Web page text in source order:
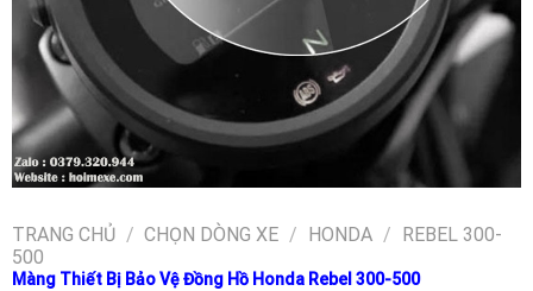
TRANG CHỦ / CHỌN DÒNG XE / HONDA / REBEL 300-
500
Màng Thiết Bị Bảo Vệ Đồng Hồ Honda Rebel 300-500